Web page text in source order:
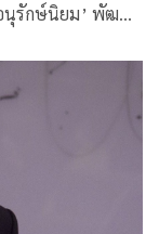
นุรักษ์นิยม’ พัฒนา
อพยุงการจ้าง
มีก้อนใหม่มาให้มี
งการศึกษา ทำให้